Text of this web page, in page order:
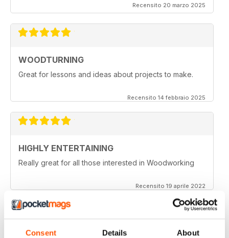
Consent Details About
Recensito 20 marzo 2025
WOODTURNING
Great for lessons and ideas about projects to make.
Recensito 14 febbraio 2025
HIGHLY ENTERTAINING
Really great for all those interested in Woodworking
Recensito 19 aprile 2022